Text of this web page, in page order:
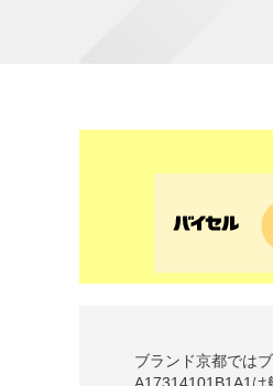
ブランド京都では